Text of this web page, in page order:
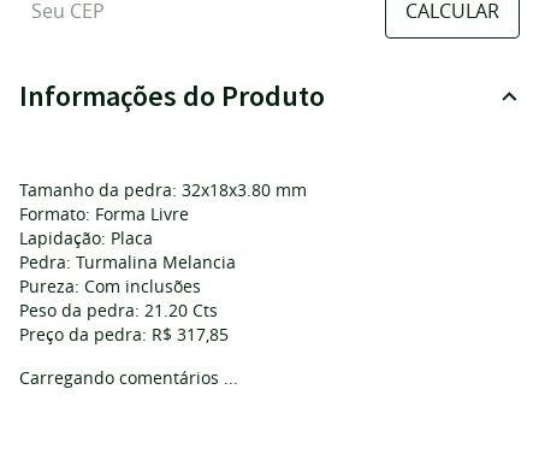
Informações do Produto
Tamanho da pedra: 32x18x3.80 mm
Formato: Forma Livre
Lapidação: Placa
Pedra: Turmalina Melancia
Pureza: Com inclusões
Peso da pedra: 21.20 Cts
Preço da pedra: R$ 317,85
Carregando comentários ...